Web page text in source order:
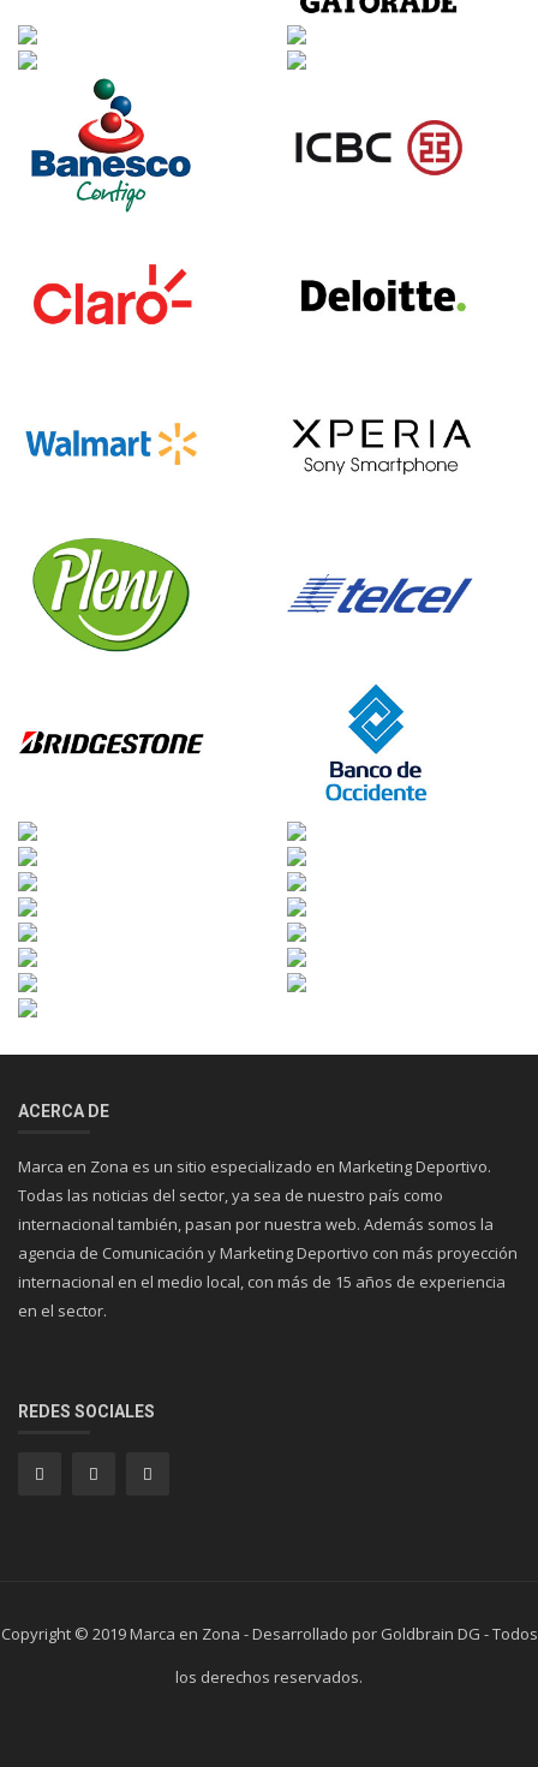
ACERCA DE
Marca en Zona es un sitio especializado en Marketing Deportivo.
Todas las noticias del sector, ya sea de nuestro país como
internacional también, pasan por nuestra web. Además somos la
agencia de Comunicación y Marketing Deportivo con más proyección
internacional en el medio local, con más de 15 años de experiencia
en el sector.
REDES SOCIALES
Copyright © 2019 Marca en Zona - Desarrollado por Goldbrain DG - Todos
los derechos reservados.